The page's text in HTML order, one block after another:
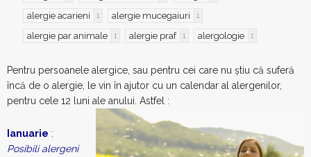
alergie acarieni 1 alergie mucegaiuri 1
alergie par animale 1 alergie praf 1 alergologie 1
Pentru persoanele alergice, sau pentru cei care nu știu că suferă
încă de o alergie, le vin în ajutor cu un calendar al alergenilor,
pentru cele 12 luni ale anului. Astfel :
Ianuarie :
Posibili alergeni